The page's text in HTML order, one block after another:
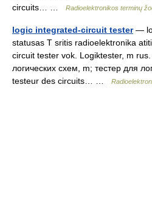
circuits… …
Radioelektronikos terminų
logic integrated-circuit tester—
statusas T sritis radioelektronika
circuit tester vok. Logiktester, m
логических схем, m; тестер для
testeur des circuits… …